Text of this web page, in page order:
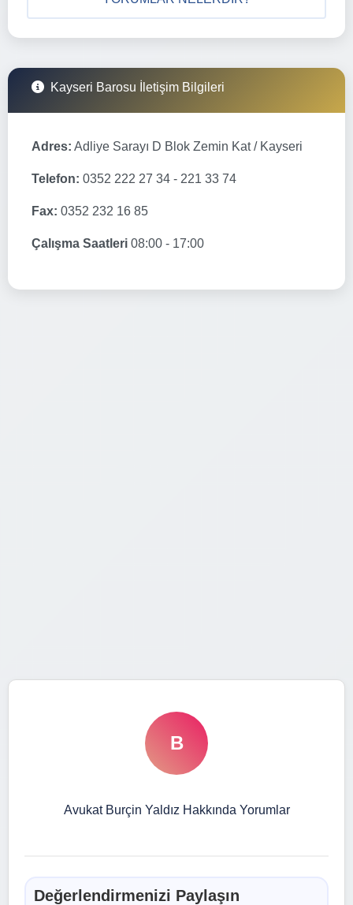
Kayseri Barosu İletişim Bilgileri
Adres: Adliye Sarayı D Blok Zemin Kat / Kayseri
Telefon: 0352 222 27 34 - 221 33 74
Fax: 0352 232 16 85
Çalışma Saatleri 08:00 - 17:00
B
Avukat Burçin Yaldız Hakkında Yorumlar
Değerlendirmenizi Paylaşın